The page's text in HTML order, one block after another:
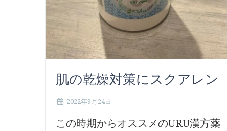
肌の乾燥対策にスクアレン
2022年9月24日
この時期からオススメのURU漢方薬